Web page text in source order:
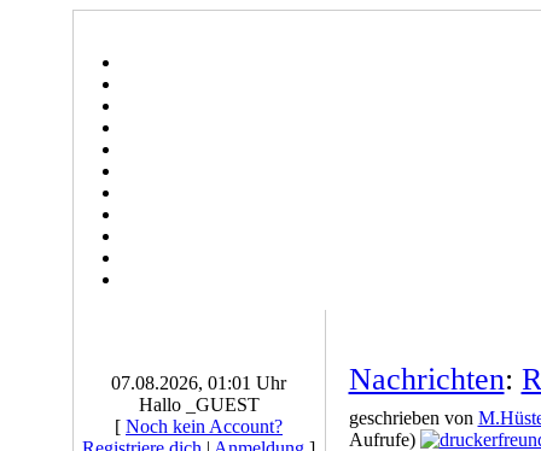
07.08.2026, 01:01 Uhr
Hallo _GUEST
[ Noch kein Account?
Nachrichten:
geschrieben von
Aufrufe)